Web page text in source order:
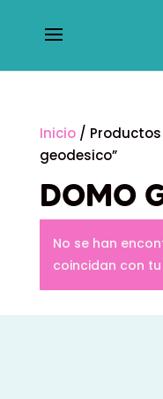
Inicio/ Productos
geodesico”
DOMO
No se han
coincidan con